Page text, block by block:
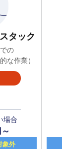
タック
の
な作業）
場合
象外